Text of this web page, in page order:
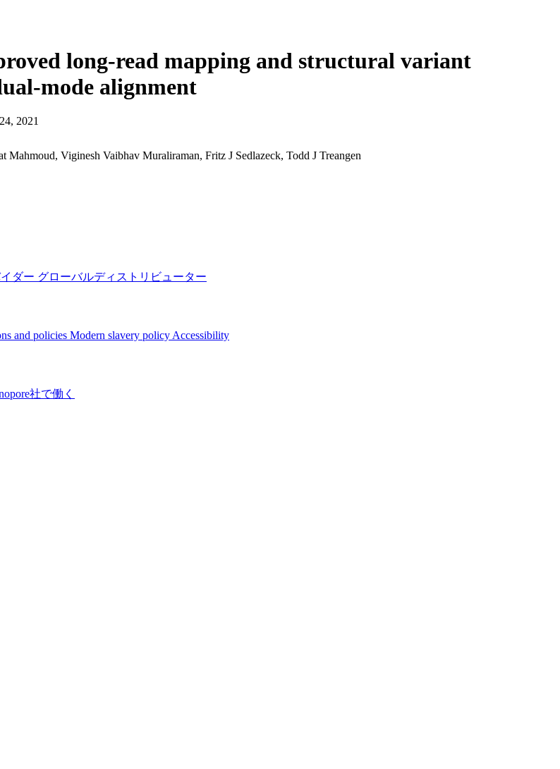
long-read mapping and structural variant
mode alignment
2021
Mahmoud, Viginesh Vaibhav Muraliraman, Fritz J Sedlazeck, Todd J Treangen
ダー グローバルディストリビューター
and policies Modern slavery policy Accessibility
社で働く